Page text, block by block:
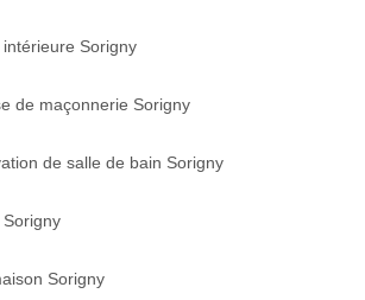
Sorigny
de maçonnerie Sorigny
de salle de bain Sorigny
Sorigny